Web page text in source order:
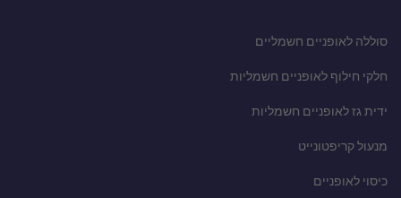
סוללה לאופניים חשמליים
חלקי חילוף לאופניים חשמליות
ידית גז לאופניים חשמליות
מנעול קריפטונייט
כיסוי לאופניים